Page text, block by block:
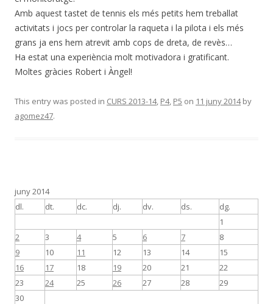
Amb aquest tastet de tennis els més petits hem treballat
activitats i jocs per controlar la raqueta i la pilota i els més
grans ja ens hem atrevit amb cops de dreta, de revès…
Ha estat una experiència molt motivadora i gratificant.
Moltes gràcies Robert i Àngel!
This entry was posted in CURS 2013-14, P4, P5 on 11 juny 2014by
agomez47.
juny 2014
dl.
dt. dc. dj. dv. ds. dg.
1
2
3 4 5 6 7
8
9
10 11 12 13 14
15
16
17 18 19 20 21
22
23
24 25 26 27 28
29
30